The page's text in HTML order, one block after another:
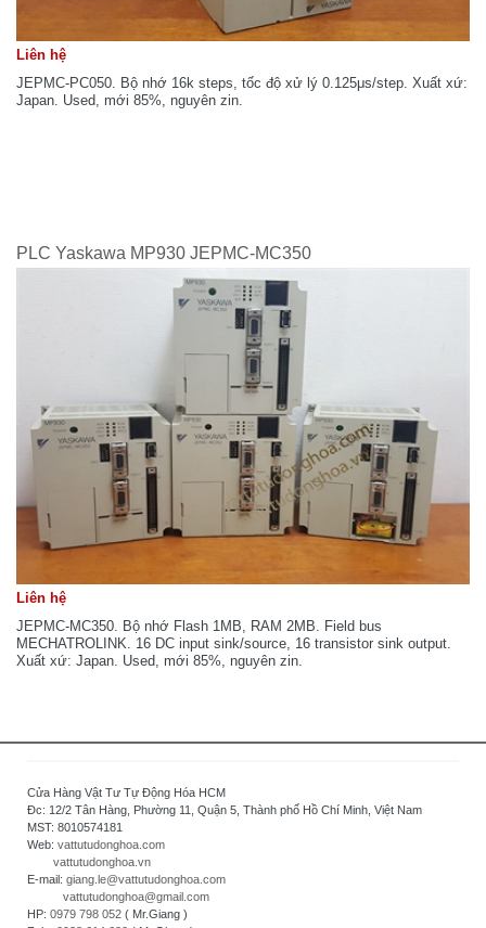
Liên hệ
JEPMC-PC050. Bộ nhớ 16k steps, tốc độ xử lý 0.125μs/step. Xuất xứ:
Japan. Used, mới 85%, nguyên zin.
PLC Yaskawa MP930 JEPMC-MC350
Liên hệ
JEPMC-MC350. Bộ nhớ Flash 1MB, RAM 2MB. Field bus
MECHATROLINK. 16 DC input sink/source, 16 transistor sink output.
Xuất xứ: Japan. Used, mới 85%, nguyên zin.
Cửa Hàng Vật Tư Tự Động Hóa HCM
Đc: 12/2 Tân Hàng, Phường 11, Quận 5, Thành phố Hồ Chí Minh, Việt Nam
MST: 8010574181
Web: vattutudonghoa.com
vattutudonghoa.vn
E-mail: giang.le@vattutudonghoa.com
vattutudonghoa@gmail.com
HP: 0979 798 052 ( Mr.Giang )